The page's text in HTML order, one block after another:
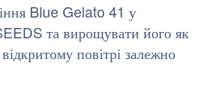
Blue Gelato 41 у
та вирощувати його як
повітрі залежно